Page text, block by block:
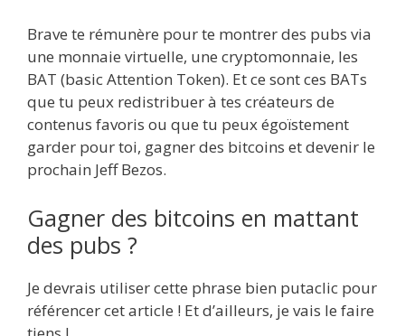
Brave te rémunère pour te montrer des pubs via
une monnaie virtuelle, une cryptomonnaie, les
BAT (basic Attention Token). Et ce sont ces BATs
que tu peux redistribuer à tes créateurs de
contenus favoris ou que tu peux égoïstement
garder pour toi, gagner des bitcoins et devenir le
prochain Jeff Bezos.
Gagner des bitcoins en mattant
des pubs ?
Je devrais utiliser cette phrase bien putaclic pour
référencer cet article ! Et d’ailleurs, je vais le faire